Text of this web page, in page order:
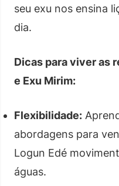
seu exu nos ensina
dia.
Dicas para viver as
e Exu Mirim:
Flexibilidade:
abordagens para
Logun Edé
águas.